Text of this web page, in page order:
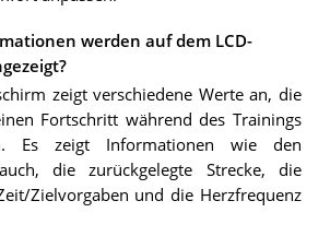
werden auf dem LCD-
zeigt verschiedene Werte an, die
Fortschritt während des Trainings
Es zeigt Informationen wie den
die zurückgelegte Strecke, die
Zielvorgaben und die Herzfrequenz